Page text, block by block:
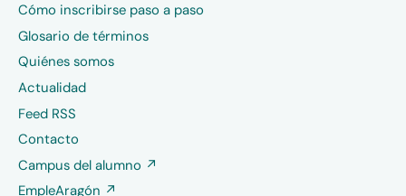
Cómo inscribirse paso a paso
Glosario de términos
Quiénes somos
Actualidad
Feed RSS
Contacto
Campus del alumno ↗
EmpleAragón ↗